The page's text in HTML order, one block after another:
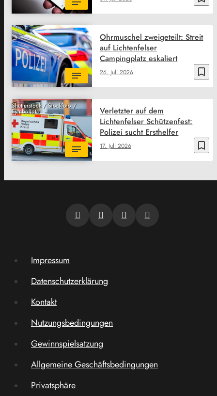
bookmark_border
26. Juli 2026
Ohrmuschel zweigeteilt: Streit
auf Lichtenfelser
Campingplatz eskaliert
Shutterstock / Stockfoto /
Symbolfoto
bookmark_border
17. Juli 2026
Verletzter auf dem
Lichtenfelser Schützenfest:
Polizei sucht Ersthelfer
Impressum
Datenschutzerklärung
Kontakt
Nutzungsbedingungen
Gewinnspielsatzung
Allgemeine Geschäftsbedingungen
Privatsphäre